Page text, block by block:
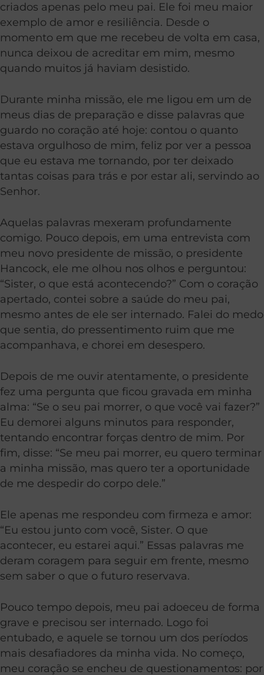
criados apenas pelo meu pai. Ele foi meu maior
exemplo de amor e resiliência. Desde o
momento em que me recebeu de volta em casa,
nunca deixou de acreditar em mim, mesmo
quando muitos já haviam desistido.
Durante minha missão, ele me ligou em um de
meus dias de preparação e disse palavras que
guardo no coração até hoje: contou o quanto
estava orgulhoso de mim, feliz por ver a pessoa
que eu estava me tornando, por ter deixado
tantas coisas para trás e por estar ali, servindo ao
Senhor.
Aquelas palavras mexeram profundamente
comigo. Pouco depois, em uma entrevista com
meu novo presidente de missão, o presidente
Hancock, ele me olhou nos olhos e perguntou:
“Sister, o que está acontecendo?” Com o coração
apertado, contei sobre a saúde do meu pai,
mesmo antes de ele ser internado. Falei do medo
que sentia, do pressentimento ruim que me
acompanhava, e chorei em desespero.
Depois de me ouvir atentamente, o presidente
fez uma pergunta que ficou gravada em minha
alma: “Se o seu pai morrer, o que você vai fazer?”
Eu demorei alguns minutos para responder,
tentando encontrar forças dentro de mim. Por
fim, disse: “Se meu pai morrer, eu quero terminar
a minha missão, mas quero ter a oportunidade
de me despedir do corpo dele.”
Ele apenas me respondeu com firmeza e amor:
“Eu estou junto com você, Sister. O que
acontecer, eu estarei aqui.” Essas palavras me
deram coragem para seguir em frente, mesmo
sem saber o que o futuro reservava.
Pouco tempo depois, meu pai adoeceu de forma
grave e precisou ser internado. Logo foi
entubado, e aquele se tornou um dos períodos
mais desafiadores da minha vida. No começo,
meu coração se encheu de questionamentos: por